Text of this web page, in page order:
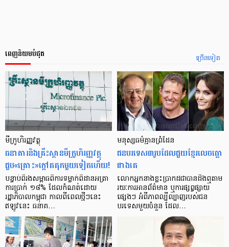
ច្រើនទៀត
ពេញនិយមបំផុត
មីក្រូ​ហិរញ្ញវត្ថុ
ធនាគារ​និង​គ្រឹះស្ថាន​មីក្រូ​ហិរញ្ញវត្ថុ​
ជួប«គ្រោះ»ក្តៅ​គគុក​មួយ​ទៀត​ហើយ!
បន្ទាប់​ពី​រង​សម្ពាធ​​ពី​ការ​ទម្លាក់​ពិដាន​អត្រា​
ការ​ប្រាក់ ១៨​% ដែល​កំណត់​ដោយ​
រដ្ឋាភិបាល​កម្ពុជា កាល​ពី​ពេល​ថ្មីៗ​នេះ
ឥឡូវ​នេះ ធនាគ…
មនុស្ស​ធម៌​គ្មាន​ព្រំដែន
ជន​បរទេស​៣​រូប​ដែល​ជួយ​ខ្មែរ​លេច​ធ្លោ​
ជាង​គេ
លោកអ្នក​នាង​ខ្លះ​ប្រាកដ​ជា​បាន​​ដឹង​ឮ​តាម​
រយៈ​ការ​អាន​ព័ត៌មាន ឬ​ការ​ផ្សព្វផ្សាយ​
ផ្សេងៗ អំពី​ភាព​ល្បីល្បាញ​របស់​ជន​
បរទេស​មួយ​ចំនួន ដែល…